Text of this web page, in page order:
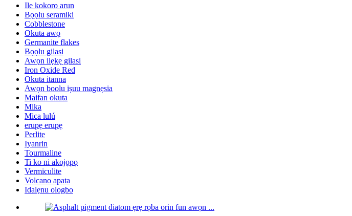
Ile kokoro arun
Bọọlu seramiki
Cobblestone
Okuta awọ
Germanite flakes
Bọọlu gilasi
Awọn ilẹkẹ gilasi
Iron Oxide Red
Okuta itanna
Awọn boolu iṣuu magnẹsia
Maifan okuta
Mika
Mica lulú
erupẹ erupẹ
Perlite
Iyanrin
Tourmaline
Ti ko ni akojọpọ
Vermiculite
Volcano apata
Idalẹnu ologbo